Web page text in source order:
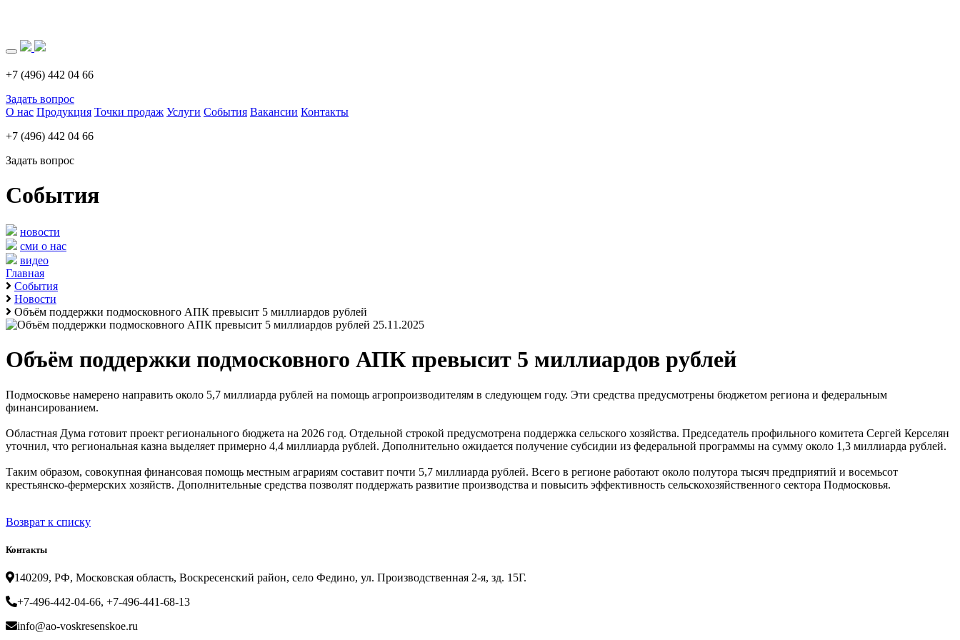
+7 (496) 442 04 66
Задать вопрос
О нас Продукция Точки продаж Услуги События Вакансии Контакты
+7 (496) 442 04 66
Задать вопрос
События
новости
сми о нас
видео
Главная
События
Новости
Объём поддержки подмосковного АПК превысит 5 миллиардов рублей
25.11.2025
Объём поддержки подмосковного АПК превысит 5 миллиардов рублей
Подмосковье намерено направить около 5,7 миллиарда рублей на помощь агропроизводителям в следующем году. Эти средства предусмотрены бюджетом региона и федеральным
финансированием.
Областная Дума готовит проект регионального бюджета на 2026 год. Отдельной строкой предусмотрена поддержка сельского хозяйства. Председатель профильного комитета Сергей Керселян
уточнил, что региональная казна выделяет примерно 4,4 миллиарда рублей. Дополнительно ожидается получение субсидии из федеральной программы на сумму около 1,3 миллиарда рублей.
Таким образом, совокупная финансовая помощь местным аграриям составит почти 5,7 миллиарда рублей. Всего в регионе работают около полутора тысяч предприятий и восемьсот
крестьянско-фермерских хозяйств. Дополнительные средства позволят поддержать развитие производства и повысить эффективность сельскохозяйственного сектора Подмосковья.
Возврат к списку
Контакты
140209, РФ, Московская область, Воскресенский район, село Федино, ул. Производственная 2-я, зд. 15Г.
+7-496-442-04-66, +7-496-441-68-13
info@ao-voskresenskoe.ru